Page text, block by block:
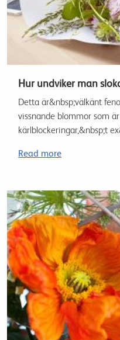
Hur undviker man
Detta är&nbsp;välkänt
vissnande blommor som
kärlblockeringar,&nbsp;t
Read more